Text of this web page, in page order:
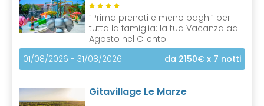
“Prima prenoti e meno paghi” per
tutta la famiglia: la tua Vacanza ad
Agosto nel Cilento!
01/08/2026 - 31/08/2026
da 2150€ x 7 notti
Gitavillage Le Marze